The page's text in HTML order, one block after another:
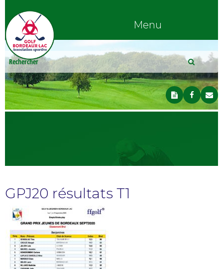
Menu
GPJ20 résultats T1